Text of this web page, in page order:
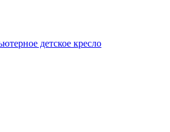
детское кресло